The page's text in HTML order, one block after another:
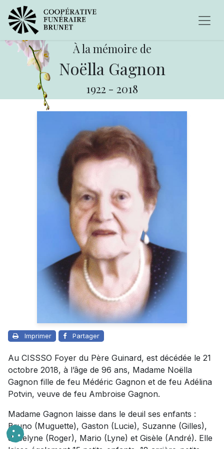
À la mémoire de
Noëlla Gagnon
1922 - 2018
Imprimer Partager
Au CISSSO Foyer du Père Guinard, est décédée le 21
octobre 2018, à l’âge de 96 ans, Madame Noëlla
Gagnon fille de feu Médéric Gagnon et de feu Adélina
Potvin, veuve de feu Ambroise Gagnon.
Madame Gagnon laisse dans le deuil ses enfants :
Bruno (Muguette), Gaston (Lucie), Suzanne (Gilles),
Jocelyne (Roger), Mario (Lyne) et Gisèle (André). Elle